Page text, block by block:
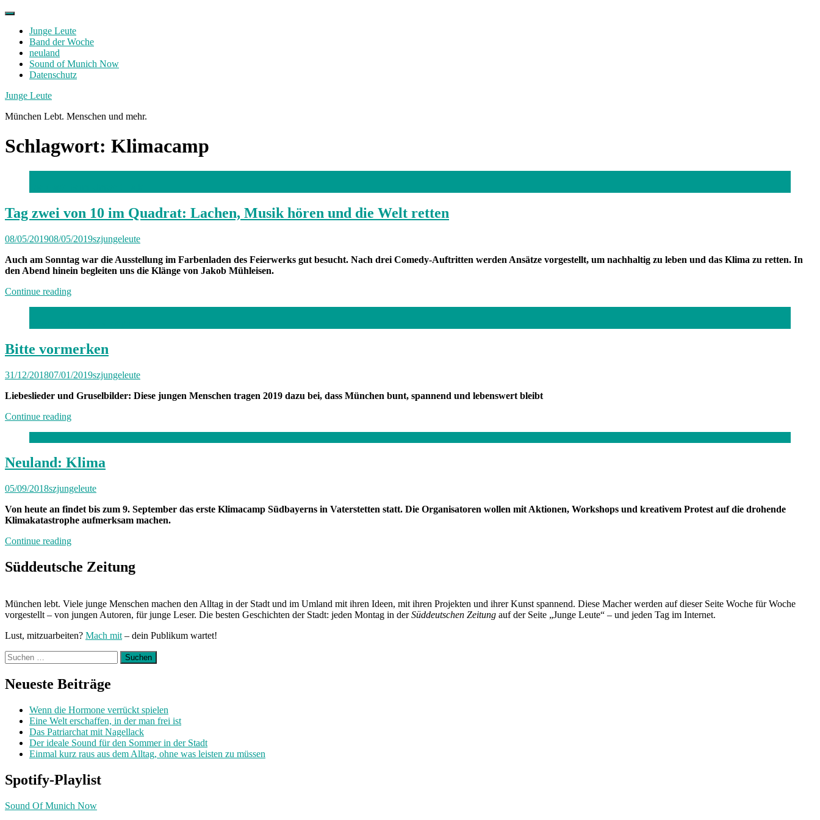
Skip
contentJunge Leute
Band der Woche
neuland
Sound of Munich Now
Datenschutz
Facebook
Twitter
Instagram
Junge Leute
München Lebt. Menschen und mehr.
Schlagwort: Klimacamp
Tag zwei von 10 im Quadrat: Lachen, Musik hören und die Welt retten
08/05/201908/05/2019szjungeleute
Auch am Sonntag war die Ausstellung im Farbenladen des Feierwerks gut besucht. Nach drei Comedy-Auftritten werden Ansätze vorgestellt, um nachhaltig zu leben und das Klima zu retten. In
den Abend hinein begleiten uns die Klänge von Jakob Mühleisen.
Continue reading„Tag
Quadrat:
Lachen,
hören
die
retten“
Bitte vormerken
31/12/201807/01/2019szjungeleute
Liebeslieder und Gruselbilder: Diese jungen Menschen tragen 2019 dazu bei, dass München bunt, spannend und lebenswert bleibt
Continue reading„Bitte
Neuland: Klima
05/09/2018szjungeleute
Von heute an findet bis zum 9. September das erste Klimacamp Südbayerns in Vaterstetten statt. Die Organisatoren wollen mit Aktionen, Workshops und kreativem Protest auf die drohende
Klimakatastrophe aufmerksam machen.
Continue reading„Neuland:
Süddeutsche Zeitung
München lebt. Viele junge Menschen machen den Alltag in der Stadt und im Umland mit ihren Ideen, mit ihren Projekten und ihrer Kunst spannend. Diese Macher werden auf dieser Seite Woche für Woche
vorgestellt – von jungen Autoren, für junge Leser. Die besten Geschichten der Stadt: jeden Montag in derSüddeutschen Zeitung auf der Seite „Junge Leute“ – und jeden Tag im Internet.
Lust, mitzuarbeiten? Mach mit – dein Publikum wartet!
Suchen
nach:
Neueste Beiträge
Wenn die Hormone verrückt spielen
Eine Welt erschaffen, in der man frei ist
Das Patriarchat mit Nagellack
Der ideale Sound für den Sommer in der Stadt
Einmal kurz raus aus dem Alltag, ohne was leisten zu müssen
Spotify-Playlist
Sound Of Munich Now